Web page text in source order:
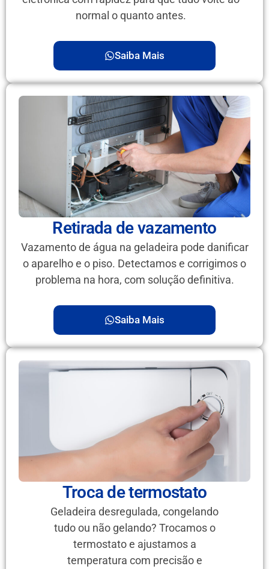
normal o quanto antes.
Saiba Mais
Retirada de vazamento
Vazamento de água na geladeira pode danificar
o aparelho e o piso. Detectamos e corrigimos o
problema na hora, com solução definitiva.
Saiba Mais
Troca de termostato
Geladeira desregulada, congelando
tudo ou não gelando? Trocamos o
termostato e ajustamos a
temperatura com precisão e